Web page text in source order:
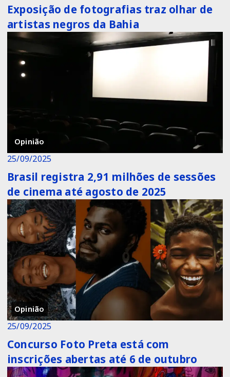
Exposição de fotografias traz olhar de
artistas negros da Bahia
Opinião
25/09/2025
Brasil registra 2,91 milhões de sessões
de cinema até agosto de 2025
Opinião
25/09/2025
Concurso Foto Preta está com
inscrições abertas até 6 de outubro